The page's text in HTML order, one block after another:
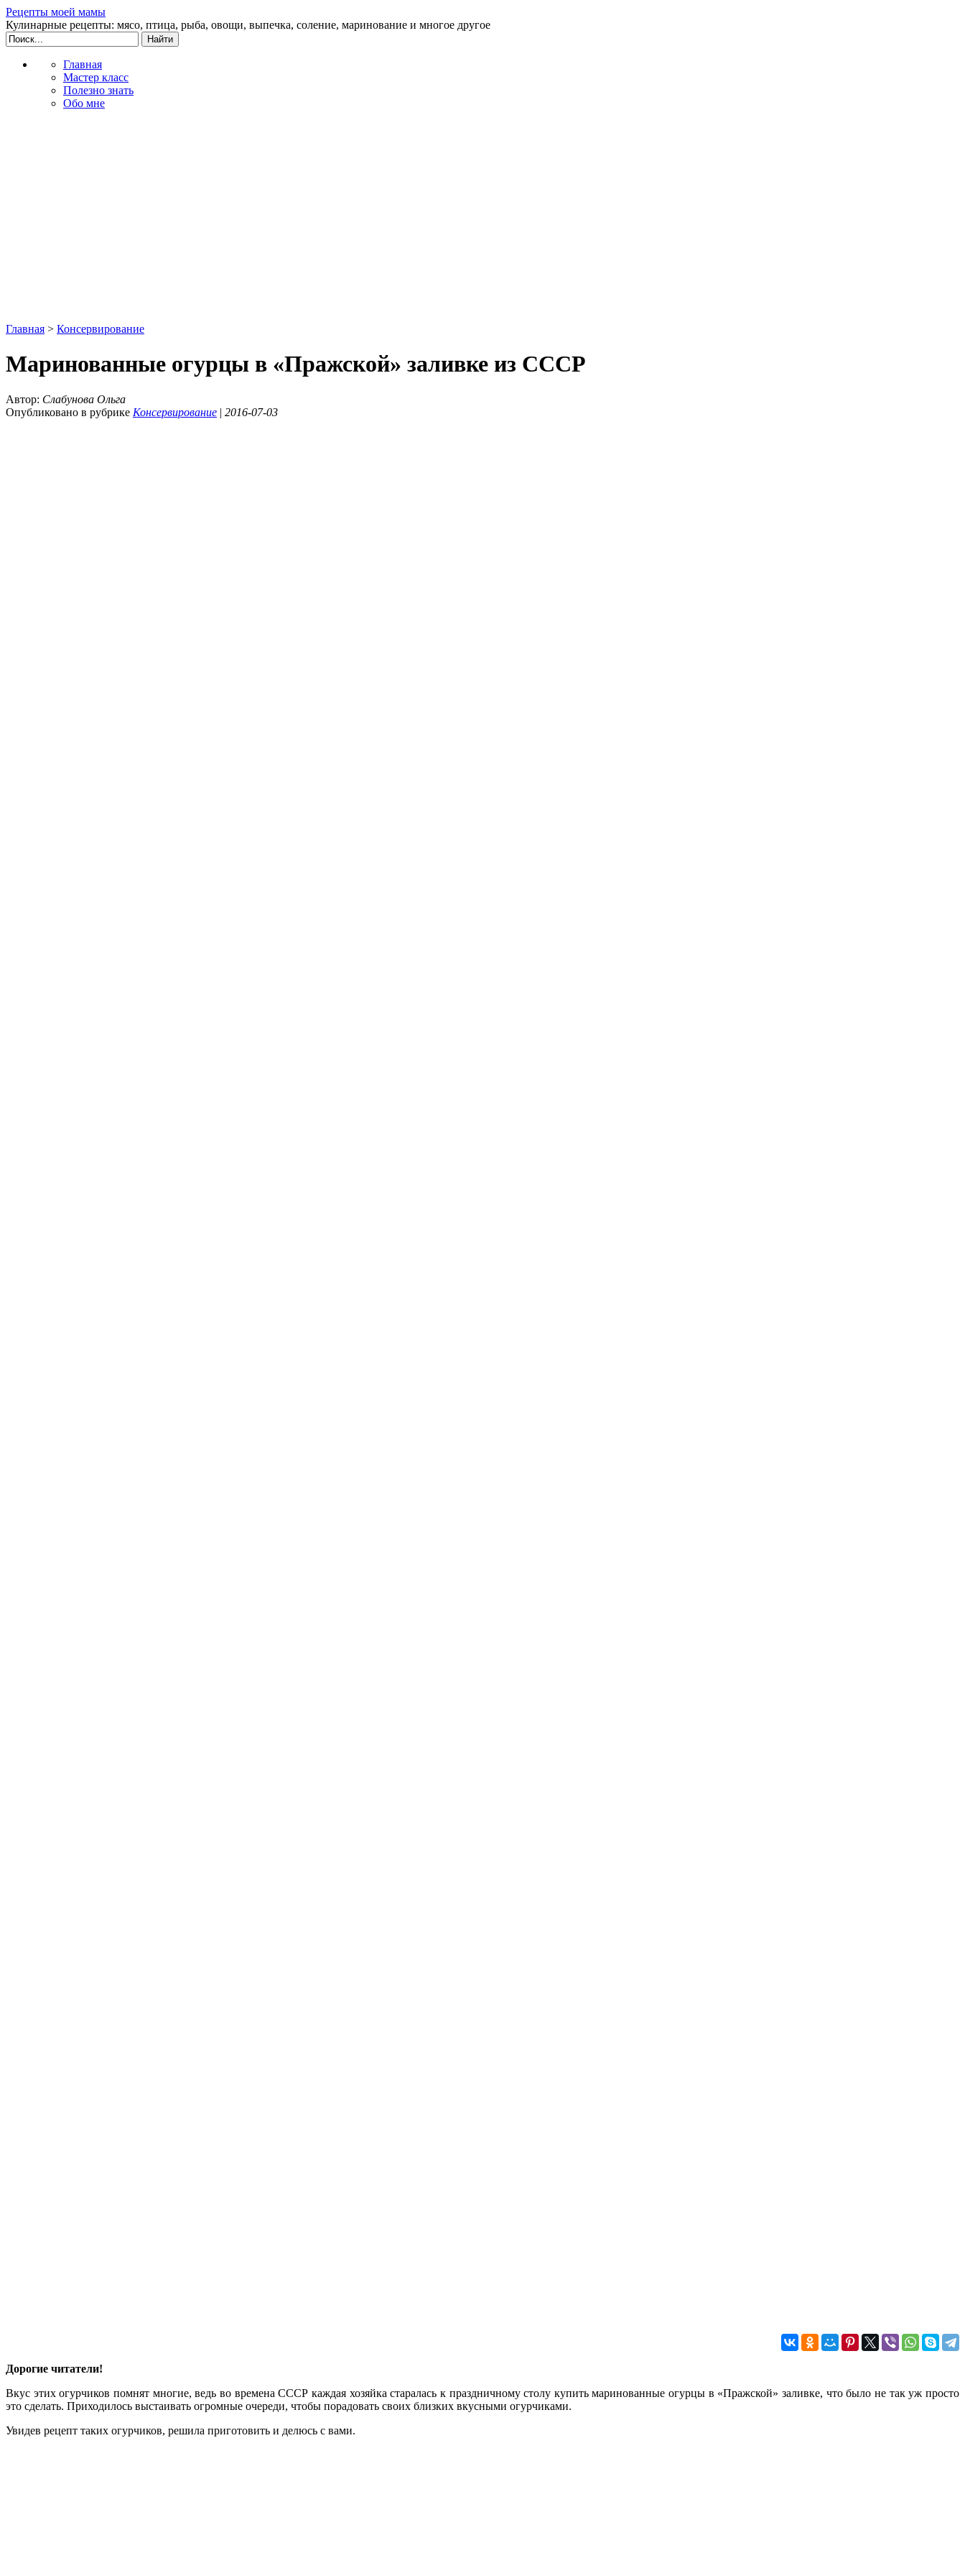
Рецепты моей мамы
Кулинарные рецепты: мясо, птица, рыба, овощи, выпечка, соление, маринование и многое другое
Главная
Мастер класс
Полезно знать
Обо мне
Главная > Консервирование
Маринованные огурцы в «Пражской» заливке из СССР
Автор: Слабунова Ольга
Опубликовано в рубрике Консервирование | 2016-07-03
Дорогие читатели!
Вкус этих огурчиков помнят многие, ведь во времена СССР каждая хозяйка старалась к праздничному столу купить маринованные огурцы в «Пражской» заливке, что было не так уж просто
это сделать. Приходилось выстаивать огромные очереди, чтобы порадовать своих близких вкусными огурчиками.
Увидев рецепт таких огурчиков, решила приготовить и делюсь с вами.